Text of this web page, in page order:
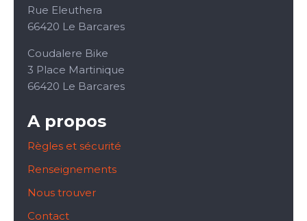
Rue Eleuthera
66420 Le Barcares
Coudalere Bike
3 Place Martinique
66420 Le Barcares
A propos
Règles et sécurité
Renseignements
Nous trouver
Contact